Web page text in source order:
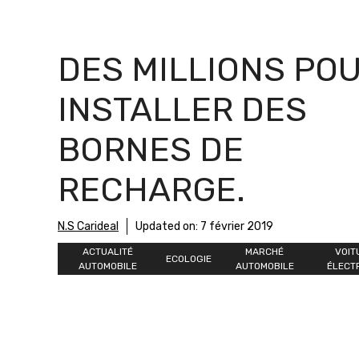
DES MILLIONS
INSTALLER DES
BORNES DE
RECHARGE.
N.S Carideal Updated on: 7 février 2019
ACTUALITÉ
AUTOMOBILE
ECOLOGIE
MARCHÉ
AUTOMOBILE